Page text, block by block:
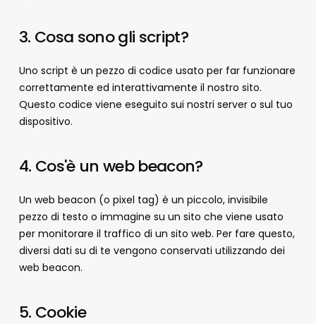
3. Cosa sono gli script?
Uno script è un pezzo di codice usato per far funzionare
correttamente ed interattivamente il nostro sito.
Questo codice viene eseguito sui nostri server o sul tuo
dispositivo.
4. Cos'è un web beacon?
Un web beacon (o pixel tag) è un piccolo, invisibile
pezzo di testo o immagine su un sito che viene usato
per monitorare il traffico di un sito web. Per fare questo,
diversi dati su di te vengono conservati utilizzando dei
web beacon.
5. Cookie